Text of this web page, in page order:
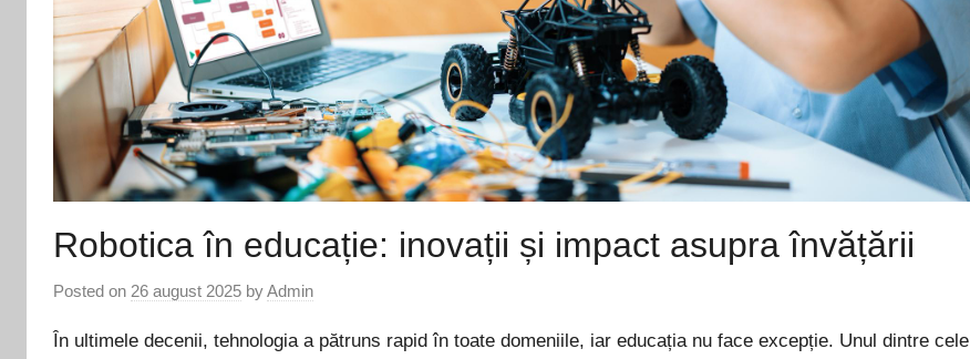
Robotica în educație: inovații și impact asupra învățării
Posted on 26 august 2025 byAdmin
În ultimele decenii, tehnologia a pătruns rapid în toate domeniile, iar educația nu face excepție. Unul dintre cele